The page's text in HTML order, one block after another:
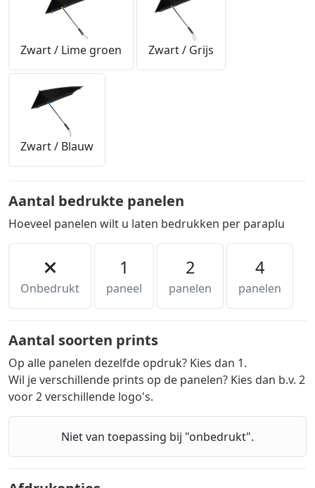
Zwart / Lime groen Zwart / Grijs
Zwart / Blauw
Aantal bedrukte panelen
Hoeveel panelen wilt u laten bedrukken per paraplu
Onbedrukt
1
paneel
2
panelen
4
panelen
Aantal soorten prints
Op alle panelen dezelfde opdruk? Kies dan 1.
Wil je verschillende prints op de panelen? Kies dan b.v. 2
voor 2 verschillende logo's.
Niet van toepassing bij "onbedrukt".